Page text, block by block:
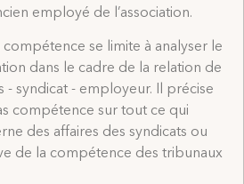
employé de l’association.
compétence se limite à analyser le
dans le cadre de la relation de
- syndicat - employeur. Il précise
compétence sur tout ce qui
des affaires des syndicats ou
de la compétence des tribunaux